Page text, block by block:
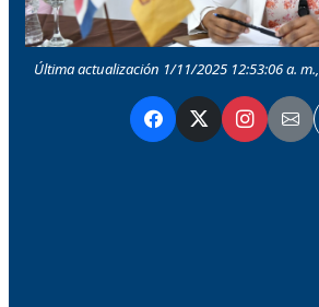
Última actualización 1/11/2025 12:53:06 a. m.,